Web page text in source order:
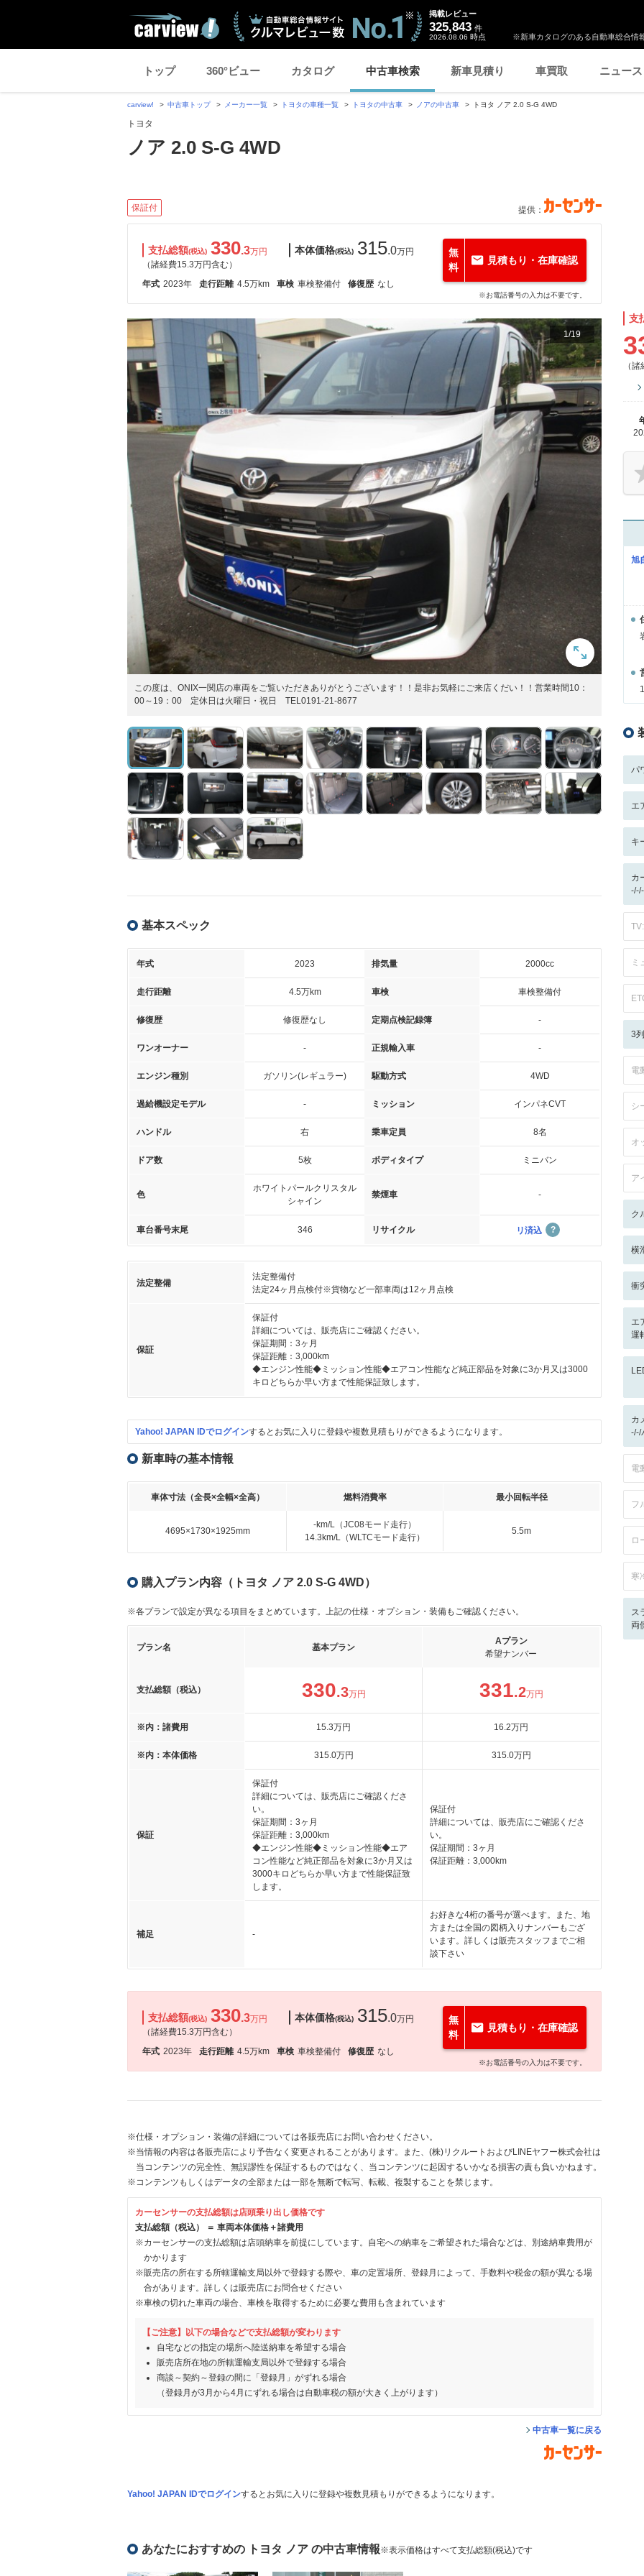
※新車カタログのある自動車総合情
掲載レビュー
325,843 件
2026.08.06 時点
トップ 360°ビュー カタログ 中古車検索 新車見積り 車買取 ニュース
carview! 中古車トップ メーカー一覧 トヨタの車種一覧 トヨタの中古車 ノアの中古車 トヨタ ノア 2.0 S-G 4WD
トヨタ
ノア 2.0 S-G 4WD
保証付 提供：
支払総額(税込) 330.3万円
（諸経費15.3万円含む）
本体価格(税込) 315.0万円
年式 2023年 走行距離 4.5万km 車検 車検整備付 修復歴 なし
無
料
見積もり・在庫確認
※お電話番号の入力は不要です。
1/19
この度は、ONIX一関店の車両をご覧いただきありがとうございます！！是非お気軽にご来店くだい！！営業時間10：
00～19：00 定休日は火曜日・祝日 TEL0191-21-8677
基本スペック
年式 2023 排気量 2000cc
走行距離 4.5万km 車検 車検整備付
修復歴 修復歴なし 定期点検記録簿 -
ワンオーナー - 正規輸入車 -
エンジン種別 ガソリン(レギュラー) 駆動方式 4WD
過給機設定モデル - ミッション インパネCVT
ハンドル 右 乗車定員 8名
ドア数 5枚 ボディタイプ ミニバン
色
ホワイトパールクリスタル
シャイン
禁煙車 -
車台番号末尾 346 リサイクル リ済込
法定整備
法定整備付
法定24ヶ月点検付※貨物など一部車両は12ヶ月点検
保証
保証付
詳細については、販売店にご確認ください。
保証期間：3ヶ月
保証距離：3,000km
◆エンジン性能◆ミッション性能◆エアコン性能など純正部品を対象に3か月又は3000
キロどちらか早い方まで性能保証致します。
Yahoo! JAPAN IDでログインするとお気に入りに登録や複数見積もりができるようになります。
新車時の基本情報
車体寸法（全長×全幅×全高） 燃料消費率 最小回転半径
4695×1730×1925mm
-km/L（JC08モード走行）
14.3km/L（WLTCモード走行）
5.5m
購入プラン内容（トヨタ ノア 2.0 S-G 4WD）
※各プランで設定が異なる項目をまとめています。上記の仕様・オプション・装備もご確認ください。
プラン名 基本プラン
Aプラン
希望ナンバー
支払総額（税込） 330.3万円 331.2万円
※内：諸費用 15.3万円 16.2万円
※内：本体価格 315.0万円 315.0万円
保証
保証付
詳細については、販売店にご確認くださ
い。
保証期間：3ヶ月
保証距離：3,000km
◆エンジン性能◆ミッション性能◆エア
コン性能など純正部品を対象に3か月又は
3000キロどちらか早い方まで性能保証致
します。
保証付
詳細については、販売店にご確認くださ
い。
保証期間：3ヶ月
保証距離：3,000km
補足 -
お好きな4桁の番号が選べます。また、地
方または全国の図柄入りナンバーもござ
います。詳しくは販売スタッフまでご相
談下さい
支払総額(税込) 330.3万円
（諸経費15.3万円含む）
本体価格(税込) 315.0万円
年式 2023年 走行距離 4.5万km 車検 車検整備付 修復歴 なし
無
料
見積もり・在庫確認
※お電話番号の入力は不要です。
※仕様・オプション・装備の詳細については各販売店にお問い合わせください。
※当情報の内容は各販売店により予告なく変更されることがあります。また、(株)リクルートおよびLINEヤフー株式会社は
当コンテンツの完全性、無誤謬性を保証するものではなく、当コンテンツに起因するいかなる損害の責も負いかねます。
※コンテンツもしくはデータの全部または一部を無断で転写、転載、複製することを禁じます。
カーセンサーの支払総額は店頭乗り出し価格です
支払総額（税込） ＝ 車両本体価格＋諸費用
※カーセンサーの支払総額は店頭納車を前提にしています。自宅への納車をご希望された場合などは、別途納車費用が
かかります
※販売店の所在する所轄運輸支局以外で登録する際や、車の定置場所、登録月によって、手数料や税金の額が異なる場
合があります。詳しくは販売店にお問合せください
※車検の切れた車両の場合、車検を取得するために必要な費用も含まれています
【ご注意】以下の場合などで支払総額が変わります
自宅などの指定の場所へ陸送納車を希望する場合
販売店所在地の所轄運輸支局以外で登録する場合
商談～契約～登録の間に「登録月」がずれる場合
（登録月が3月から4月にずれる場合は自動車税の額が大きく上がります）
中古車一覧に戻る
Yahoo! JAPAN IDでログインするとお気に入りに登録や複数見積もりができるようになります。
支
（
旭
パ
エ
キ
カ
ミ
3
電
シ
オ
ア
ク
横
衝
エ
運
カ
-/-/
電
フ
ロ
寒
ス
両
あなたにおすすめの トヨタ ノア の中古車情報※表示価格はすべて支払総額(税込)です